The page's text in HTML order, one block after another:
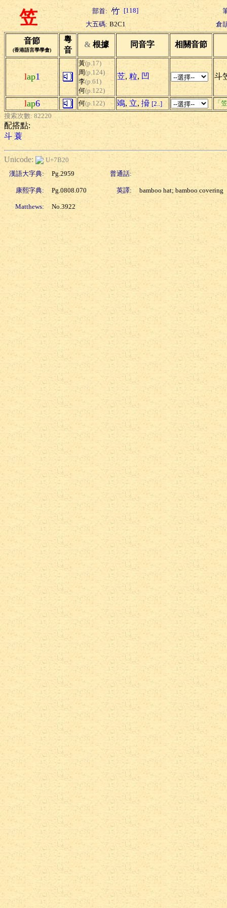
笠 部首: [118]
大五碼: B2C1 倉
音節
(香港語言學學會)
粵
音
& 根據 同音字 相關音節
lap1
黃(p.17)
周(p.124)
李(p.61)
何(p.122)
苙, 粒, 凹 斗
lap6 何(p.122) 鴗, 立, 搚 [2..]
「
搜索次數: 82220
配搭點:
斗 蓑
Unicode:
U+7B20
漢語大字典:
Pg.2959 普通話:
康熙字典: Pg.0808.070 英譯: bamboo hat; bamboo covering
Matthews: No.3922